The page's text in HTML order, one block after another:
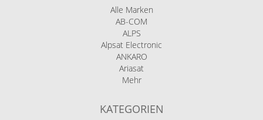
Alle Marken
AB-COM
ALPS
Alpsat Electronic
ANKARO
Ariasat
Mehr
KATEGORIEN